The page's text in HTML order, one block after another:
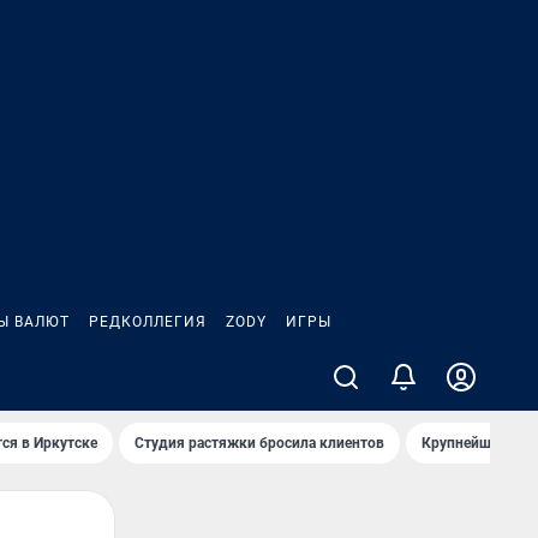
ВАЛЮТ РЕДКОЛЛЕГИЯ ZODY ИГРЫ
в Иркутске Студия растяжки бросила клиентов Крупнейшие